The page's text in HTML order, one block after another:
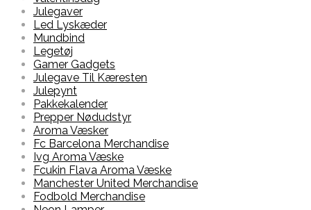
Julegaver
Led Lyskæder
Mundbind
Legetøj
Gamer Gadgets
Julegave Til Kæresten
Julepynt
Pakkekalender
Prepper Nødudstyr
Aroma Væsker
Fc Barcelona Merchandise
Ivg Aroma Væske
Fcukin Flava Aroma Væske
Manchester United Merchandise
Fodbold Merchandise